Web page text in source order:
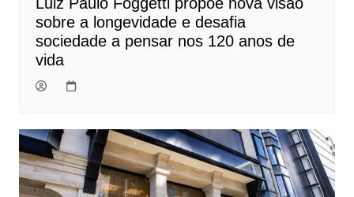
sobre a longevidade e desafia
sociedade a pensar nos 120 anos de
vida